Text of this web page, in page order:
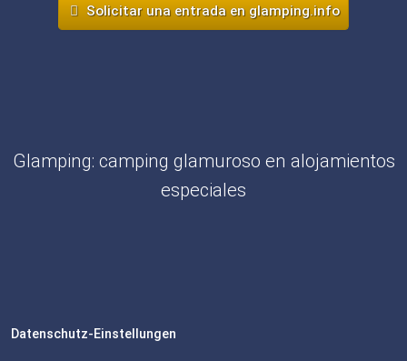
Solicitar una entrada en glamping.info
Glamping: camping glamuroso en alojamientos
especiales
Datenschutz-Einstellungen